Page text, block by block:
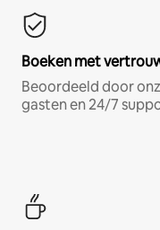
Boeken met
Beoordeeld door
gasten en 24/7